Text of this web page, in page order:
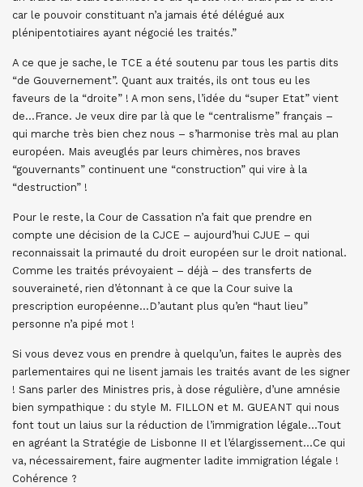
car le pouvoir constituant n’a jamais été délégué aux
plénipentotiaires ayant négocié les traités.”
A ce que je sache, le TCE a été soutenu par tous les partis dits
“de Gouvernement”. Quant aux traités, ils ont tous eu les
faveurs de la “droite” ! A mon sens, l’idée du “super Etat” vient
de…France. Je veux dire par là que le “centralisme” français –
qui marche très bien chez nous – s’harmonise très mal au plan
européen. Mais aveuglés par leurs chimères, nos braves
“gouvernants” continuent une “construction” qui vire à la
“destruction” !
Pour le reste, la Cour de Cassation n’a fait que prendre en
compte une décision de la CJCE – aujourd’hui CJUE – qui
reconnaissait la primauté du droit européen sur le droit national.
Comme les traités prévoyaient – déjà – des transferts de
souveraineté, rien d’étonnant à ce que la Cour suive la
prescription européenne…D’autant plus qu’en “haut lieu”
personne n’a pipé mot !
Si vous devez vous en prendre à quelqu’un, faites le auprès des
parlementaires qui ne lisent jamais les traités avant de les signer
! Sans parler des Ministres pris, à dose régulière, d’une amnésie
bien sympathique : du style M. FILLON et M. GUEANT qui nous
font tout un laius sur la réduction de l’immigration légale…Tout
en agréant la Stratégie de Lisbonne II et l’élargissement…Ce qui
va, nécessairement, faire augmenter ladite immigration légale !
Cohérence ?